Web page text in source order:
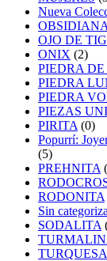
Nueva
OBSIDIANA
OJO DE
ONIX (2)
PIEDRA DE
PIEDRA
PIEDRA
PIEZAS
PIRITA (0)
Popurrí:
(5)
PREHNITA
RODONITA
Sin
SODALITA
TURQUESA